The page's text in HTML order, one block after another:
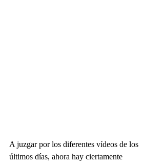
A juzgar por los diferentes vídeos de los
últimos días, ahora hay ciertamente